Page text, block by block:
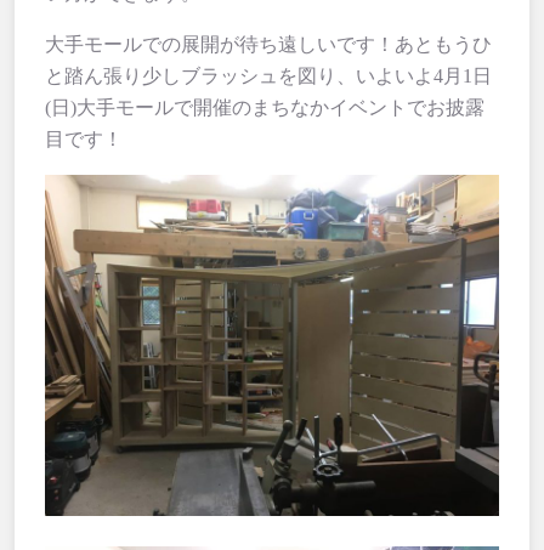
大手モールでの展開が待ち遠しいです！あともうひ
と踏ん張り少しブラッシュを図り、いよいよ4月1日
(日)大手モールで開催のまちなかイベントでお披露
目です！